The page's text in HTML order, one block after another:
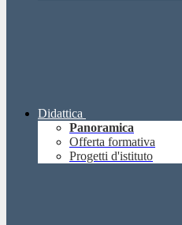
Didattica
Panoramica
Offerta formativa
Progetti d'istituto